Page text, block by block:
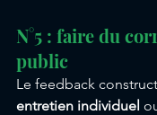
N°5 : faire du
public
Le feedback
entretien individuel